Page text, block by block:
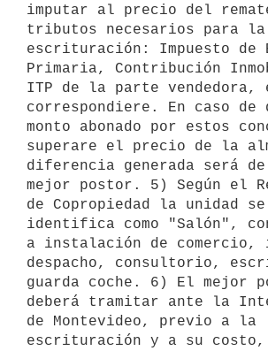
imputar al precio del
tributos necesarios para la
escrituración: Impuesto de
Primaria, Contribución
ITP de la parte vendedora,
correspondiere. En caso de
monto abonado por estos
superare el precio de la
diferencia generada será
mejor postor. 5) Según el
de Copropiedad la unidad se
identifica como "Salón",
a instalación de comercio,
despacho, consultorio,
guarda coche. 6) El mejor
deberá tramitar ante la
de Montevideo, previo a la
escrituración y a su